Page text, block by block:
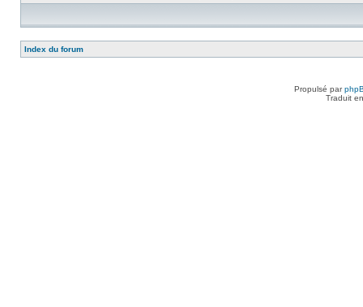
Index du forum
Propulsé par
Traduit